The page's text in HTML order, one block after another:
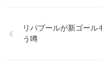
リバプールが新ゴール
う噂